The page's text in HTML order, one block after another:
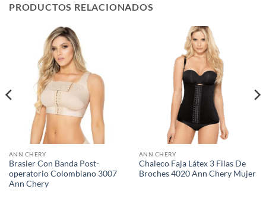
PRODUCTOS RELACIONADOS
ANN CHERY
Brasier Con Banda Post-
operatorio Colombiano 3007
Ann Chery
ANN CHERY
Chaleco Faja Látex 3 Filas De
Broches 4020 Ann Chery Mujer